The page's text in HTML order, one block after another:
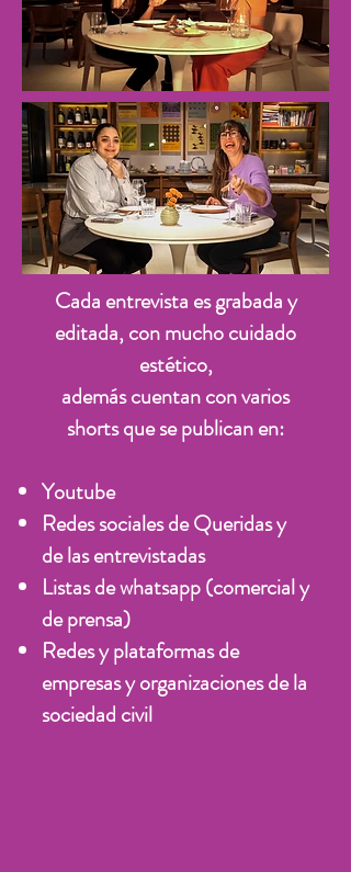
Cada entrevista es grabada y
editada, con mucho cuidado
estético,
además cuentan con varios
shorts que se publican en:
Youtube
Redes sociales de Queridas y
de las entrevistadas
Listas de whatsapp (comercial y
de prensa)
Redes y plataformas de
empresas y organizaciones de la
sociedad civil